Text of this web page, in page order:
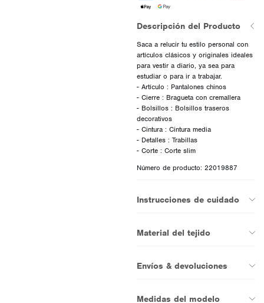
Descripción del Producto
Saca a relucir tu estilo personal con
artículos clásicos y originales ideales
para vestir a diario, ya sea para
estudiar o para ir a trabajar.
- Artículo : Pantalones chinos
- Cierre : Bragueta con cremallera
- Bolsillos : Bolsillos traseros
decorativos
- Cintura : Cintura media
- Detalles : Trabillas
- Corte : Corte slim
Número de producto: 22019887
Instrucciones de cuidado
Material del tejido
Envíos & devoluciones
Medidas del modelo